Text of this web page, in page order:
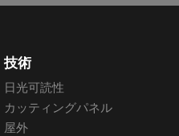
技術
日光可読性
カッティングパネル
屋外